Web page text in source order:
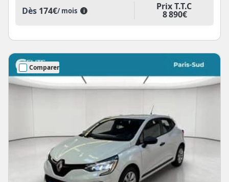
Dès 174€/ mois i Prix T.T.C
8 890€
Comparer